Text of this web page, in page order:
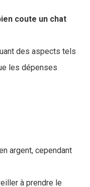
coute un chat
des aspects tels
les dépenses
argent, cependant
à prendre le